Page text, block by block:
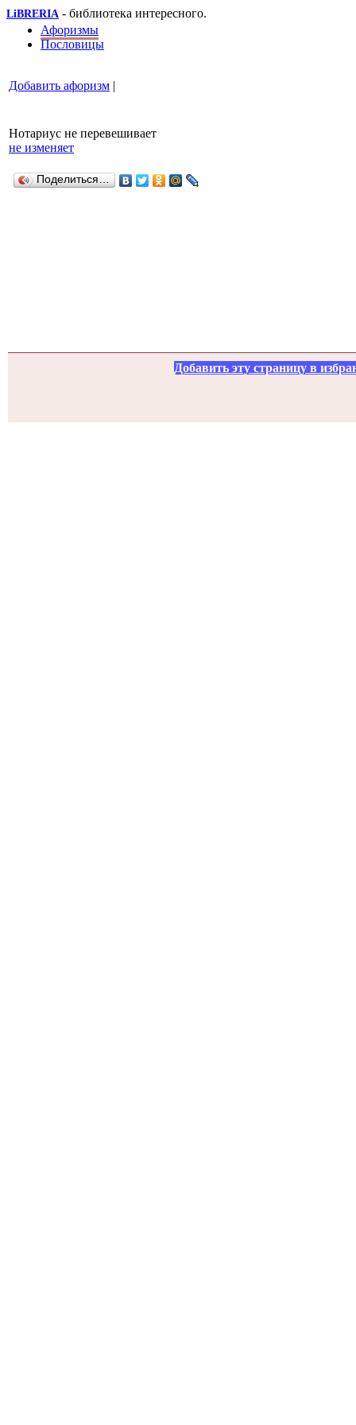
LiBRERIA - библиотека интересного.
Афоризмы
Пословицы
Добавить афоризм |
Нотариус не перевешивает
не изменяет
Поделиться…
Добавить эту страницу в